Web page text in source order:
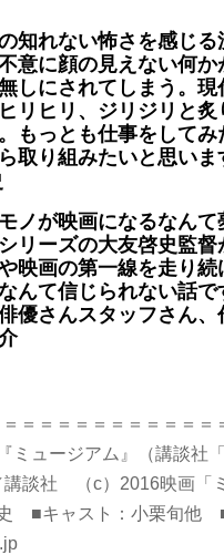
知れない怖さを感じ
意に顔の見えない何
しにされてしまう。
リヒリ、ジリジリと
もっとも仕事をして
取り組みたいと思いま
ノが映画になるなん
リーズの大友啓史監
映画の第一線を走り
んて信じられない話
優さんスタッフさん、
＝＝＝＝＝＝＝＝＝＝＝
ミュージアム』（講談社
講談社 （c）2016映画「
■キャスト：小栗旬他